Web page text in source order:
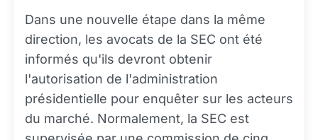
Dans une nouvelle étape dans la même
direction, les avocats de la SEC ont été
informés qu'ils devront obtenir
l'autorisation de l'administration
présidentielle pour enquêter sur les acteurs
du marché. Normalement, la SEC est